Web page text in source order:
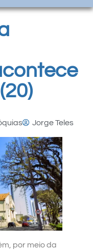
Jorge Teles
por meio da